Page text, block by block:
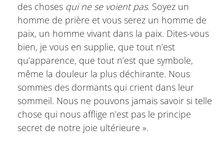
des choses qui ne se voient pas. Soyez un
homme de prière et vous serez un homme de
paix, un homme vivant dans la paix. Dites-vous
bien, je vous en supplie, que tout n’est
qu’apparence, que tout n’est que symbole,
même la douleur la plus déchirante. Nous
sommes des dormants qui crient dans leur
sommeil. Nous ne pouvons jamais savoir si telle
chose qui nous afflige n’est pas le principe
secret de notre joie ultérieure ».